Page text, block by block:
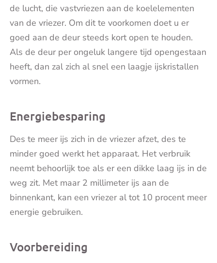
de lucht, die vastvriezen aan de koelelementen
van de vriezer. Om dit te voorkomen doet u er
goed aan de deur steeds kort open te houden.
Als de deur per ongeluk langere tijd opengestaan
heeft, dan zal zich al snel een laagje ijskristallen
vormen.
Energiebesparing
Des te meer ijs zich in de vriezer afzet, des te
minder goed werkt het apparaat. Het verbruik
neemt behoorlijk toe als er een dikke laag ijs in de
weg zit. Met maar 2 millimeter ijs aan de
binnenkant, kan een vriezer al tot 10 procent meer
energie gebruiken.
Voorbereiding